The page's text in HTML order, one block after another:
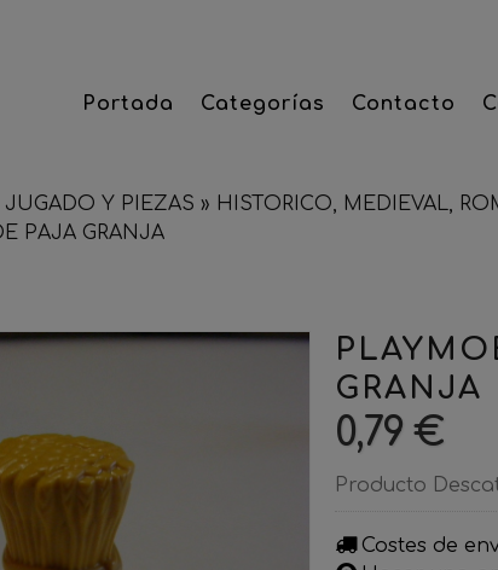
Portada Categorías Contacto
JUGADO Y PIEZAS » HISTORICO, MEDIEVAL,
PAJA GRANJA
GRANJA
0,79 €
Producto
Costes de